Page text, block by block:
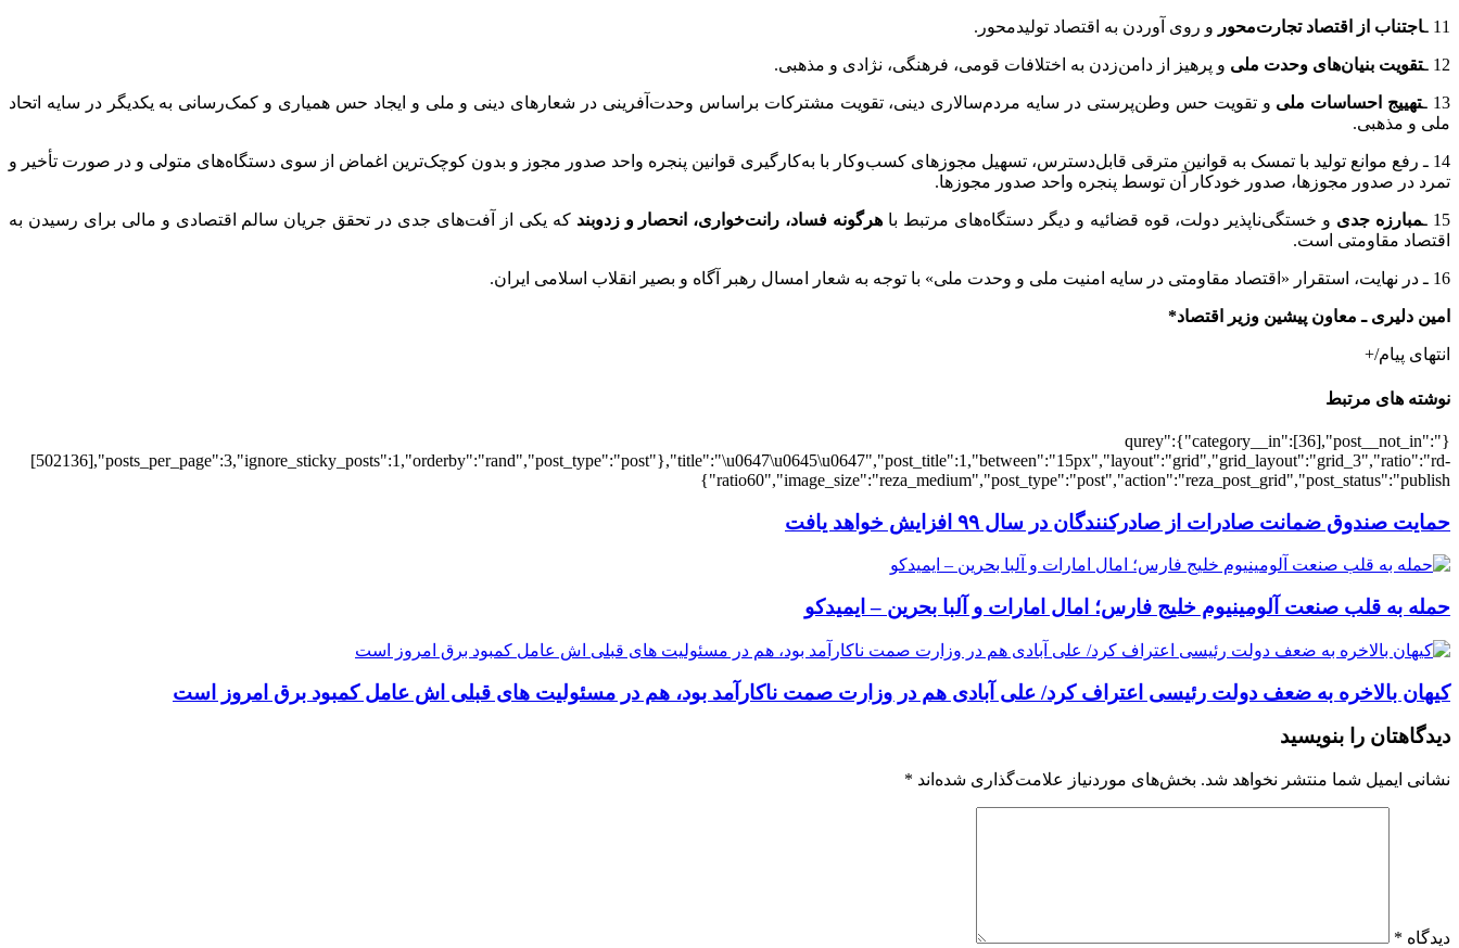
11 ـ اجتناب از اقتصاد تجارت‌محور و روی آوردن به اقتصاد تولیدمحور.
12 ـ تقویت بنیان‌های وحدت ملی و پرهیز از دامن‌زدن به اختلافات قومی، فرهنگی، نژادی و مذهبی.
13 ـ تهییج احساسات ملی و تقویت حس وطن‌پرستی در سایه مردم‌سالاری دینی، تقویت مشترکات براساس وحدت‌آفرینی در شعارهای دینی و ملی و ایجاد حس همیاری و کمک‌رسانی به یکدیگر در سایه اتحاد
ملی و مذهبی.
14 ـ رفع موانع تولید با تمسک به قوانین مترقی قابل‌دسترس، تسهیل مجوزهای کسب‌وکار با به‌کارگیری قوانین پنجره واحد صدور مجوز و بدون کوچک‌ترین اغماض از سوی دستگاه‌های متولی و در صورت تأخیر و
تمرد در صدور مجوزها، صدور خودکار آن توسط پنجره واحد صدور مجوزها.
15 ـ مبارزه جدی و خستگی‌ناپذیر دولت، قوه قضائیه و دیگر دستگاه‌های مرتبط با هرگونه فساد، رانت‌خواری، انحصار و زدوبندکه یکی از آفت‌های جدی در تحقق جریان سالم اقتصادی و مالی برای رسیدن به
اقتصاد مقاومتی است.
16 ـ در نهایت، استقرار «اقتصاد مقاومتی در سایه امنیت ملی و وحدت ملی» با توجه به شعار امسال رهبر آگاه و بصیر انقلاب اسلامی ایران.
امین دلیری ـ معاون پیشین وزیر اقتصاد*
انتهای پیام/+
نوشته های مرتبط
{"qurey":{"category__in":[36],"post__not_in":
[502136],"posts_per_page":3,"ignore_sticky_posts":1,"orderby":"rand","post_type":"post"},"title":"\u0647\u0645\u0647","post_title":1,"between":"15px","layout":"grid","grid_layout":"grid_3","ratio":"rd-
ratio60","image_size":"reza_medium","post_type":"post","action":"reza_post_grid","post_status":"publish"}
حمایت صندوق ضمانت صادرات از صادرکنندگان در سال ۹۹ افزایش خواهد یافت
حمله به قلب صنعت آلومینیوم خلیج فارس؛ امال امارات و آلبا بحرین – ایمیدکو
کیهان بالاخره به ضعف دولت رئیسی اعتراف کرد/ علی آبادی هم در وزارت صمت ناکارآمد بود، هم در مسئولیت های قبلی اش عامل کمبود برق امروز است
دیدگاهتان را بنویسید
نشانی ایمیل شما منتشر نخواهد شد. بخش‌های موردنیاز علامت‌گذاری شده‌اند *
دیدگاه *